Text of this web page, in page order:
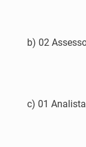
b) 02
c) 01